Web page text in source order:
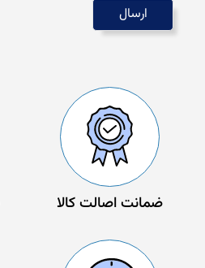
ضمانت اصالت کالا